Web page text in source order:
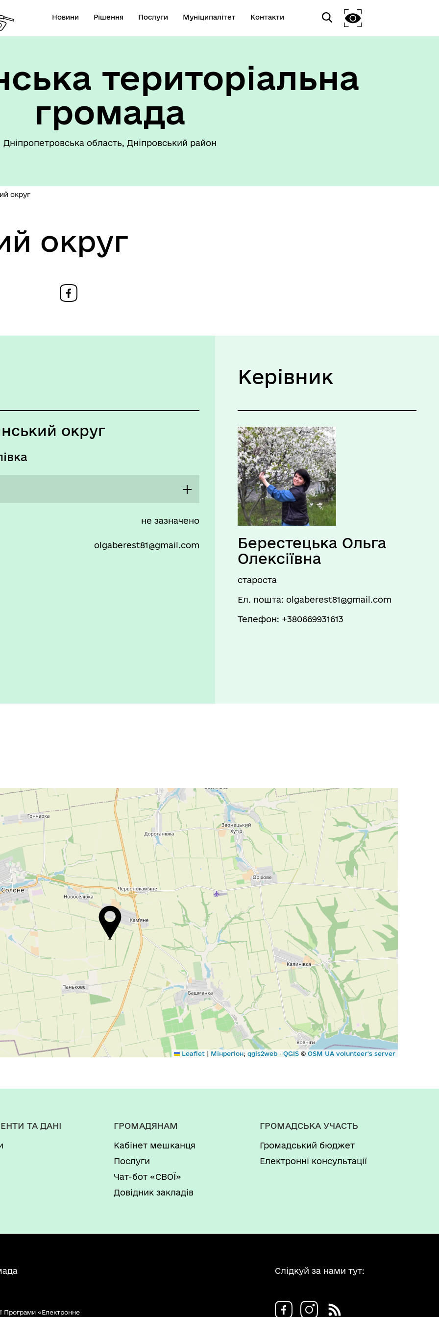
Новини Рішення Послуги Муніципалітет Контакти
територіальна
громада
Дніпропетровська область, Дніпровський район
округ
округ
округ
12:00 - 12:45
Вихідний
не зазначено
olgaberest81@gmail.com
Керівник
Берестецька Ольга
Олексіївна
староста
Ел. пошта: olgaberest81@gmail.com
Телефон: +380669931613
Leaflet | Мінрегіон; qgis2web · QGIS © OSM UA volunteer's server
ТА ДАНІ ГРОМАДЯНАМ
Кабінет мешканця
Послуги
Чат-бот «СВОЇ»
Довідник закладів
ГРОМАДСЬКА УЧАСТЬ
Громадський бюджет
Електронні консультації
Програми «Електронне
Слідкуй за нами тут: